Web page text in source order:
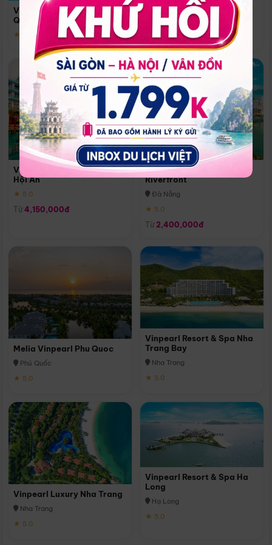
Vinpearl Resort & Spa Phu
Quoc
★ 5.0
Quoc
Phú Quốc
★ 5.0
Vinpearl Resort & Golf Nam
Hội An
★ 5.0
Từ 4,150,000đ
Melia Vinpearl Danang
Riverfront
Đà Nẵng
★ 5.0
Từ 2,400,000đ
Melia Vinpearl Phu Quoc
Phú Quốc
★ 5.0
Vinpearl Resort & Spa Nha
Trang Bay
Nha Trang
★ 5.0
Vinpearl Luxury Nha Trang
Nha Trang
★ 5.0
Vinpearl Resort & Spa Ha
Long
Hạ Long
★ 5.0